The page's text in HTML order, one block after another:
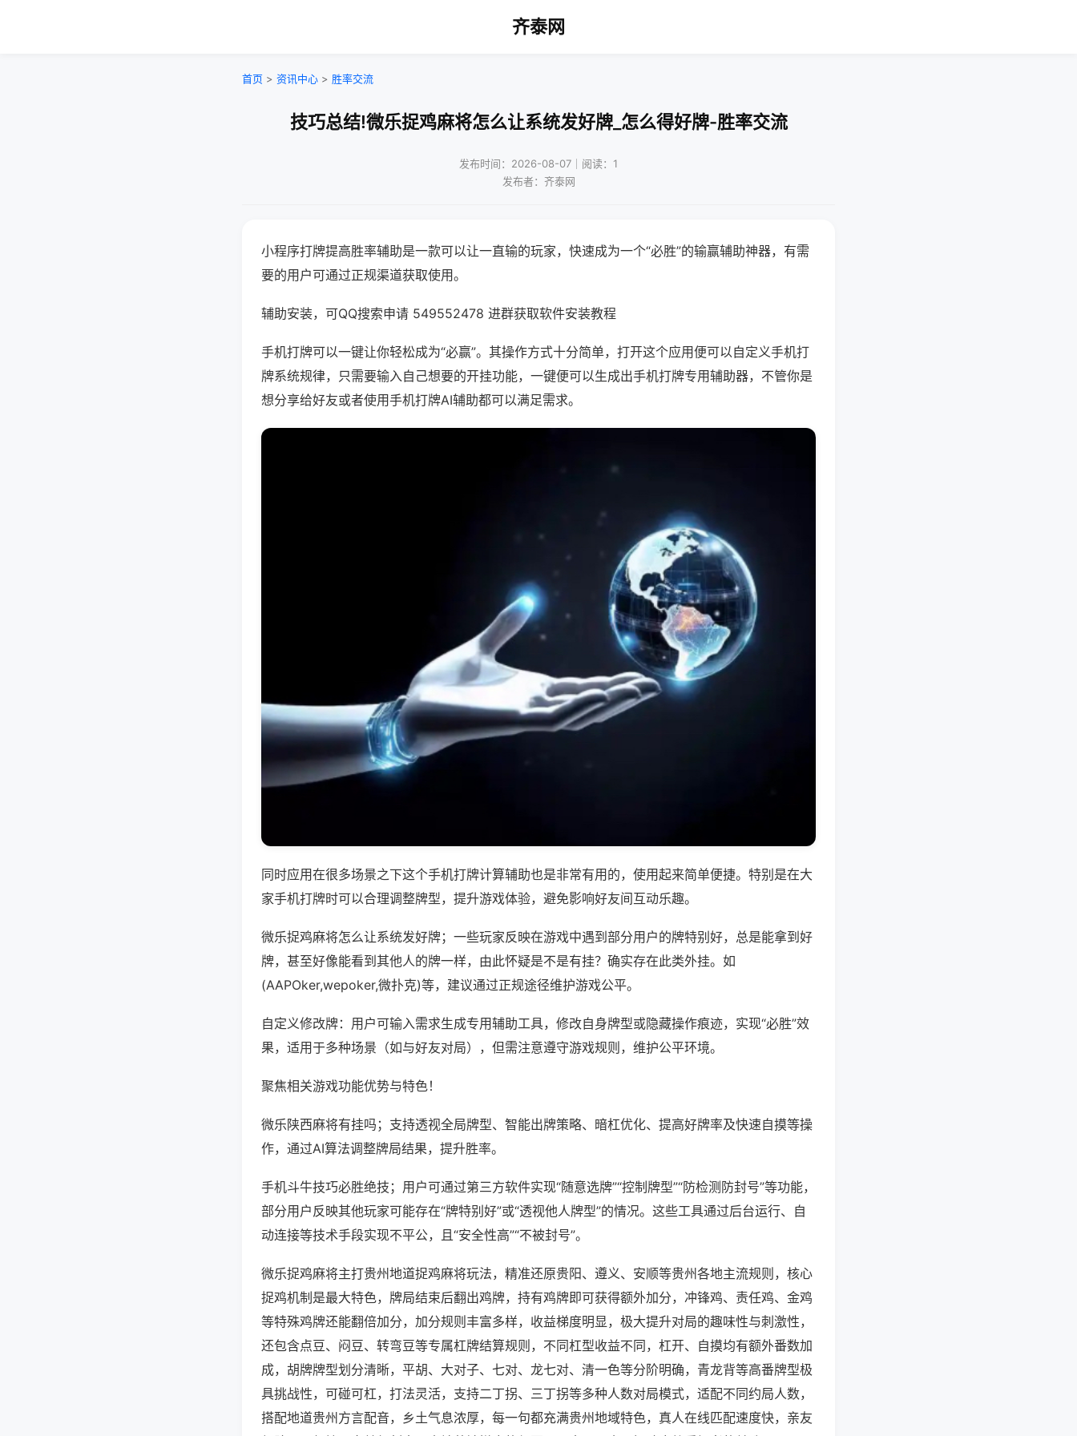
齐泰网
首页 > 资讯中心 > 胜率交流
技巧总结!微乐捉鸡麻将怎么让系统发好牌_怎么得好牌-胜率交流
发布时间：2026-08-07｜阅读：1
发布者：齐泰网
小程序打牌提高胜率辅助是一款可以让一直输的玩家，快速成为一个“必胜”的输赢辅助神器，有需
要的用户可通过正规渠道获取使用。
辅助安装，可QQ搜索申请 549552478 进群获取软件安装教程
手机打牌可以一键让你轻松成为“必赢”。其操作方式十分简单，打开这个应用便可以自定义手机打
牌系统规律，只需要输入自己想要的开挂功能，一键便可以生成出手机打牌专用辅助器，不管你是
想分享给好友或者使用手机打牌AI辅助都可以满足需求。
同时应用在很多场景之下这个手机打牌计算辅助也是非常有用的，使用起来简单便捷。特别是在大
家手机打牌时可以合理调整牌型，提升游戏体验，避免影响好友间互动乐趣。
微乐捉鸡麻将怎么让系统发好牌；一些玩家反映在游戏中遇到部分用户的牌特别好，总是能拿到好
牌，甚至好像能看到其他人的牌一样，由此怀疑是不是有挂？确实存在此类外挂。如
(AAPOker,wepoker,微扑克)等，建议通过正规途径维护游戏公平。
自定义修改牌：用户可输入需求生成专用辅助工具，修改自身牌型或隐藏操作痕迹，实现“必胜”效
果，适用于多种场景（如与好友对局），但需注意遵守游戏规则，维护公平环境。
聚焦相关游戏功能优势与特色！
微乐陕西麻将有挂吗；支持透视全局牌型、智能出牌策略、暗杠优化、提高好牌率及快速自摸等操
作，通过AI算法调整牌局结果，提升胜率。
手机斗牛技巧必胜绝技；用户可通过第三方软件实现“随意选牌”“控制牌型”“防检测防封号”等功能，
部分用户反映其他玩家可能存在“牌特别好”或“透视他人牌型”的情况。这些工具通过后台运行、自
动连接等技术手段实现不平公，且“安全性高”“不被封号”。
微乐捉鸡麻将主打贵州地道捉鸡麻将玩法，精准还原贵阳、遵义、安顺等贵州各地主流规则，核心
捉鸡机制是最大特色，牌局结束后翻出鸡牌，持有鸡牌即可获得额外加分，冲锋鸡、责任鸡、金鸡
等特殊鸡牌还能翻倍加分，加分规则丰富多样，收益梯度明显，极大提升对局的趣味性与刺激性，
还包含点豆、闷豆、转弯豆等专属杠牌结算规则，不同杠型收益不同，杠开、自摸均有额外番数加
成，胡牌牌型划分清晰，平胡、大对子、七对、龙七对、清一色等分阶明确，青龙背等高番牌型极
具挑战性，可碰可杠，打法灵活，支持二丁拐、三丁拐等多种人数对局模式，适配不同约局人数，
搭配地道贵州方言配音，乡土气息浓厚，每一句都充满贵州地域特色，真人在线匹配速度快，亲友